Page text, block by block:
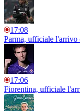
17:08
Parma, ufficiale
17:06
Fiorentina, ufficiale